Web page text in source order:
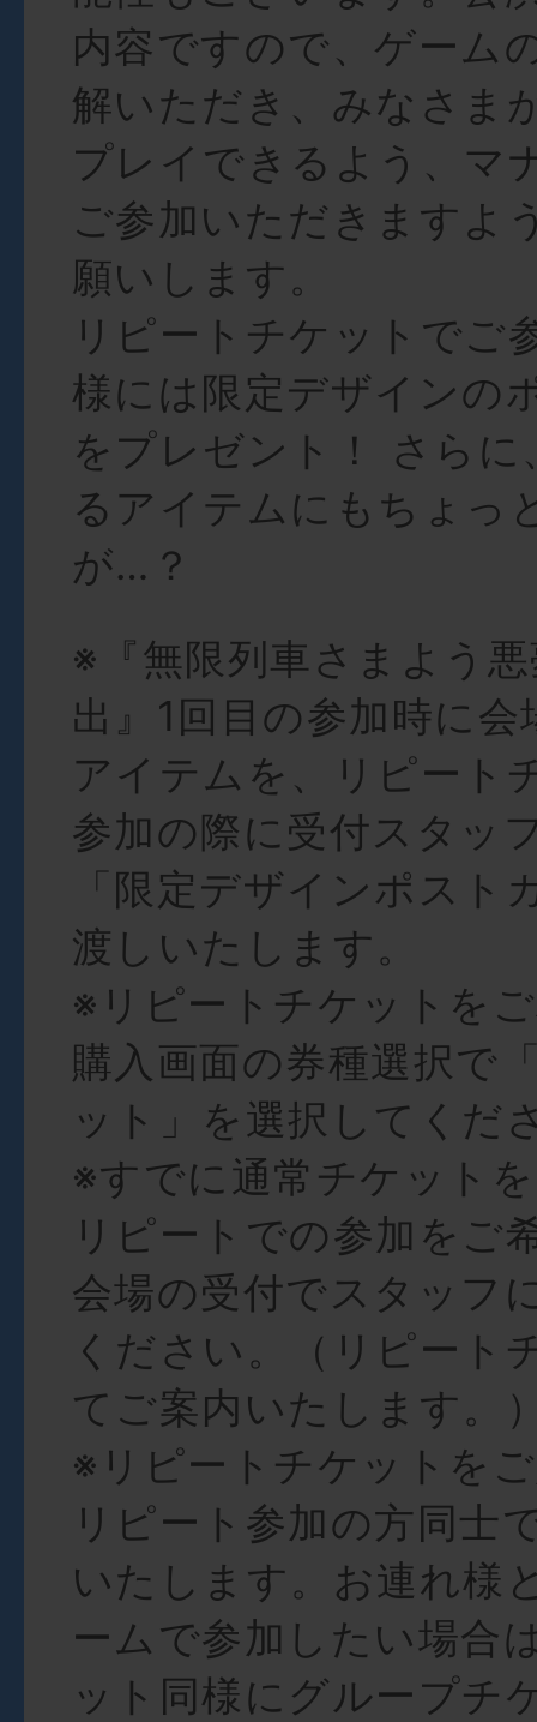
内容ですので、ゲーム
解いただき、みなさま
プレイできるよう、マ
ご参加いただきますよ
願いします。
リピートチケットでご
様には限定デザインの
をプレゼント！ さらに
るアイテムにもちょっ
が…？
※『無限列車さまよう
出』1回目の参加時に
アイテムを、リピート
参加の際に受付スタッ
「限定デザインポスト
渡しいたします。
※リピートチケットを
購入画面の券種選択で
ット」を選択してくだ
※すでに通常チケット
リピートでの参加をご
会場の受付でスタッフ
ください。（リピート
てご案内いたします。
※リピートチケットを
リピート参加の方同士
いたします。お連れ様
ームで参加したい場合
ット同様にグループチ